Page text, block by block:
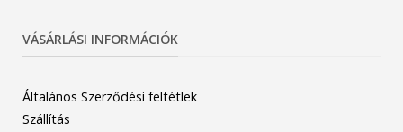
VÁSÁRLÁSI INFORMÁCIÓK
Általános Szerződési feltétlek
Szállítás